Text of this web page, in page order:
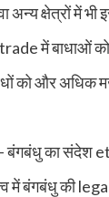
क्षेत्रों में भी
में बाधाओं को
को और अधिक
बंगबंधु का संदेश
बंगबंधु की